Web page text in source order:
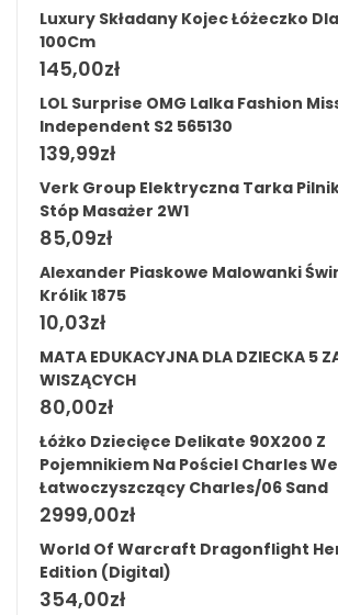
Luxury Składany Kojec Łóżeczko
100Cm
145,00zł
LOL Surprise OMG Lalka Fashion
Independent S2 565130
139,99zł
Verk Group Elektryczna Tarka
Stóp Masażer 2W1
85,09zł
Alexander Piaskowe Malowanki
Królik 1875
10,03zł
MATA EDUKACYJNA DLA DZIECKA 5
WISZĄCYCH
80,00zł
Łóżko Dziecięce Delikate 90X200 Z
Pojemnikiem Na Pościel Charles
Łatwoczyszczący Charles/06 Sand
2999,00zł
World Of Warcraft Dragonflight
Edition (Digital)
354,00zł